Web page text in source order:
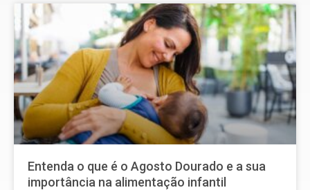
Entenda o que é o Agosto Dourado e a sua
importância na alimentação infantil